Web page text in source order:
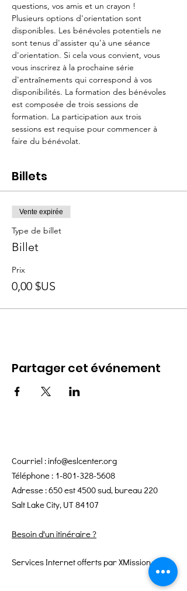
questions, vos amis et un crayon !
Plusieurs options d'orientation sont
disponibles. Les bénévoles potentiels ne
sont tenus d'assister qu'à une séance
d'orientation. Si cela vous convient, vous
vous inscrirez à la prochaine série
d'entraînements qui correspond à vos
disponibilités. La formation des bénévoles
est composée de trois sessions de
formation. La participation aux trois
sessions est requise pour commencer à
faire du bénévolat.
Billets
Vente expirée
Type de billet
Billet
Prix
0,00 $US
Partager cet événement
Courriel :info@eslcenter.org
Téléphone : 1-801-328-5608
Adresse : 650 est 4500 sud, bureau 220
Salt Lake City, UT 84107
Besoin d'un itinéraire ?
Services Internet offerts par XMission